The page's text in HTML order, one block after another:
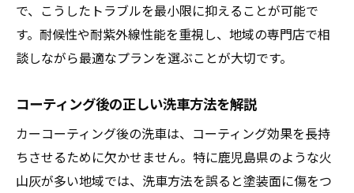
で、こうしたトラブルを最小限に抑えることが可能で
す。耐候性や耐紫外線性能を重視し、地域の専門店で相
談しながら最適なプランを選ぶことが大切です。
コーティング後の正しい洗車方法を解説
カーコーティング後の洗車は、コーティング効果を長持
ちさせるために欠かせません。特に鹿児島県のような火
山灰が多い地域では、洗車方法を誤ると塗装面に傷をつ